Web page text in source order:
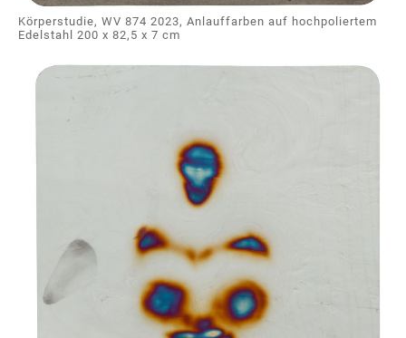
Körperstudie, WV 874 2023, Anlauffarben auf hochpoliertem
Edelstahl 200 x 82,5 x 7 cm